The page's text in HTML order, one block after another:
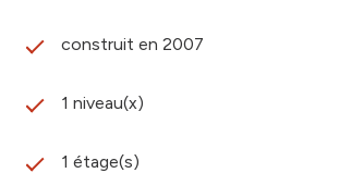
construit en 2007
1 niveau(x)
1 étage(s)